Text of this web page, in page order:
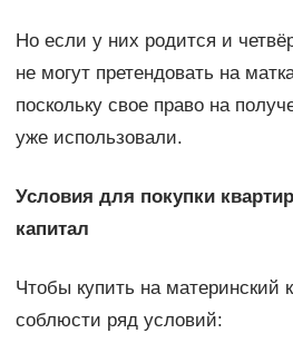
Но если у них родится и
не могут претендовать на
поскольку свое право на
уже использовали.
Условия для покупки
капитал
Чтобы купить на материнский
соблюсти ряд условий: